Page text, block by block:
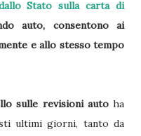
Stato sulla carta di
auto, consentono ai
e allo stesso tempo
sulle revisioni autoha
ultimi giorni, tanto da